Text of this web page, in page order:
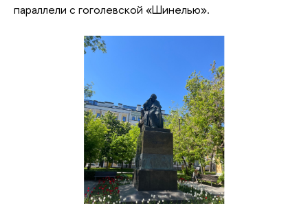
параллели с гоголевской «Шинелью».